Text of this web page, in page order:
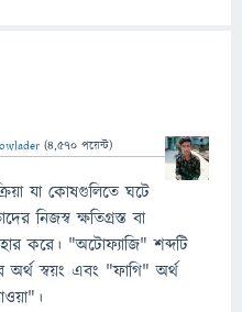
(4,570 পয়েন্ট)
যা কোষগুলিতে ঘটে
নিজস্ব ক্ষতিগ্রস্ত বা
করে। "অটোফ্যাজি" শব্দটি
স্বয়ং এবং "ফাগি" অর্থ